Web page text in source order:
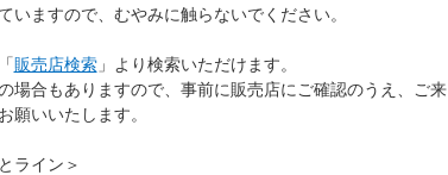
いますので、むやみに触らないでください。
販売店検索」より検索いただけます。
場合もありますので、事前に販売店にご確認のうえ、ご来
願いいたします。
ライン＞